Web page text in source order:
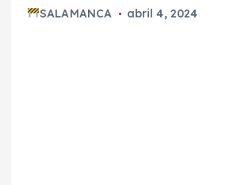
SALAMANCA abril 4, 2024